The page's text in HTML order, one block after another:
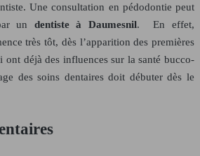
Une consultation en pédodontie peut
un dentiste à Daumesnil. En effet,
très tôt, dès l’apparition des premières
ont déjà des influences sur la santé bucco-
des soins dentaires doit débuter dès le